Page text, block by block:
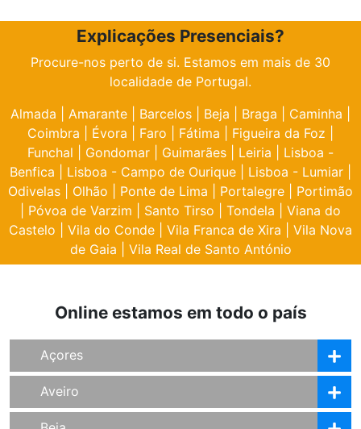
Explicações Presenciais?
Procure-nos perto de si. Estamos em mais de 30
localidade de Portugal.
Almada
Amarante Barcelos Beja Braga Caminha
Coimbra
Évora Faro Fátima Figueira da Foz
Funchal
Gondomar Guimarães Leiria
Lisboa -
Benfica
Lisboa - Campo de Ourique Lisboa - Lumiar
Odivelas
Olhão Ponte de Lima Portalegre
Portimão
Póvoa de Varzim Santo Tirso Tondela
Viana do
Castelo
Vila do Conde Vila Franca de Xira
Vila Nova
de Gaia
Vila Real de Santo António
Online estamos em todo o país
Açores
Aveiro